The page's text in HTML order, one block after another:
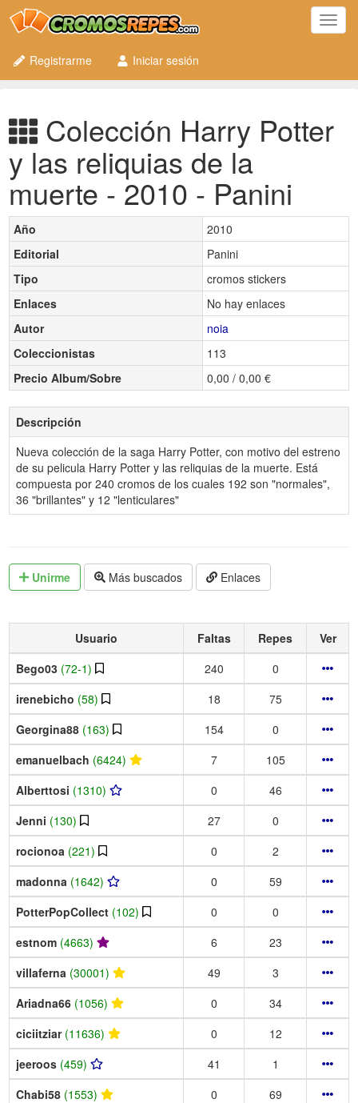
Registrarme
Iniciar sesión
Colección Harry Potter
y las reliquias de la
muerte - 2010 - Panini
Año
2010
Editorial
Panini
Tipo
cromos stickers
Enlaces
No hay enlaces
Autor
noia
Coleccionistas
113
Precio Album/Sobre
0,00 / 0,00 €
Descripción
Nueva colección de la saga Harry Potter, con motivo del estreno
de su pelicula Harry Potter y las reliquias de la muerte. Está
compuesta por 240 cromos de los cuales 192 son "normales",
36 "brillantes" y 12 "lenticulares"
Unirme Más buscados Enlaces
Usuario Faltas Repes
Ver
Bego03 (72-1) 240
0
irenebicho (58) 18
75
Georgina88 (163) 154
0
emanuelbach (6424) 7
105
Alberttosi (1310) 0
46
Jenni (130) 27
0
rocionoa (221) 0
2
madonna (1642) 0
59
PotterPopCollect (102) 0
0
estnom (4663) 6
23
villaferna (30001) 49
3
Ariadna66 (1056) 0
34
ciciitziar (11636) 0
12
jeeroos (459) 41
1
Chabi58 (1553) 0
69